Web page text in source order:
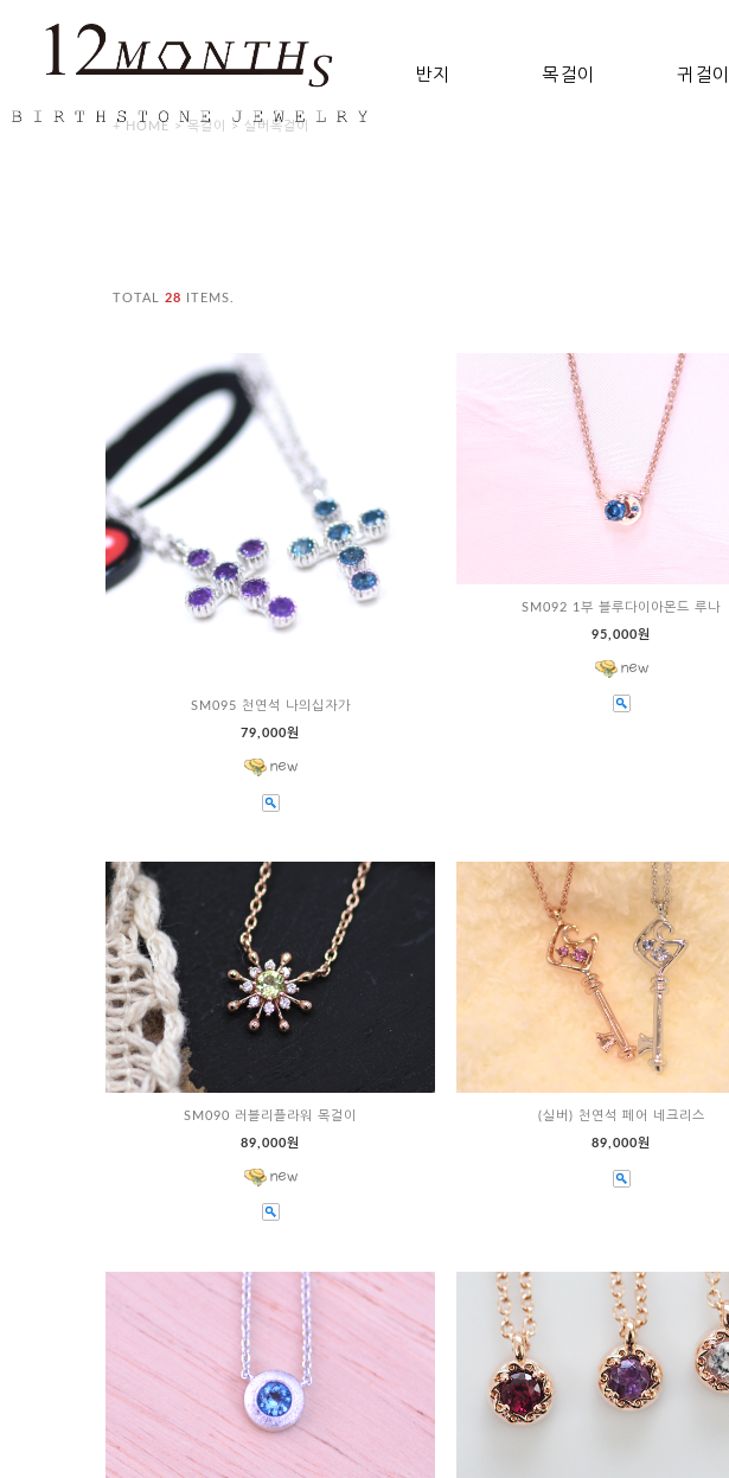
반지 목걸이 귀걸이
+ HOME >목걸이 > 실버목걸이
TOTAL 28 ITEMS.
SM095 천연석 나의십자가
79,000원
SM092 1부 블루다이아몬드 루나
95,000원
SM090 러블리플라워 목걸이
89,000원
(실버) 천연석 페어 네크리스
89,000원